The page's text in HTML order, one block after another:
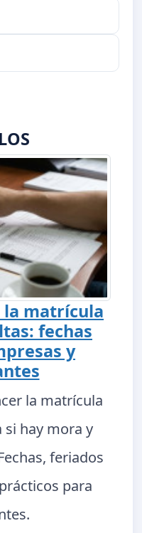
la matrícula
fechas
y
la matrícula
si hay mora y
feriados
para